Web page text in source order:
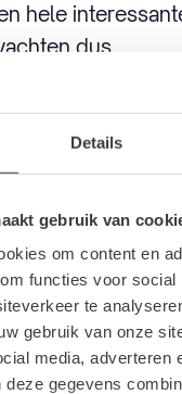
Details
gebruik van
om content en
functies voor social
te
gebruik van onze
media, adverteren
deze gegevens
hele
dus...